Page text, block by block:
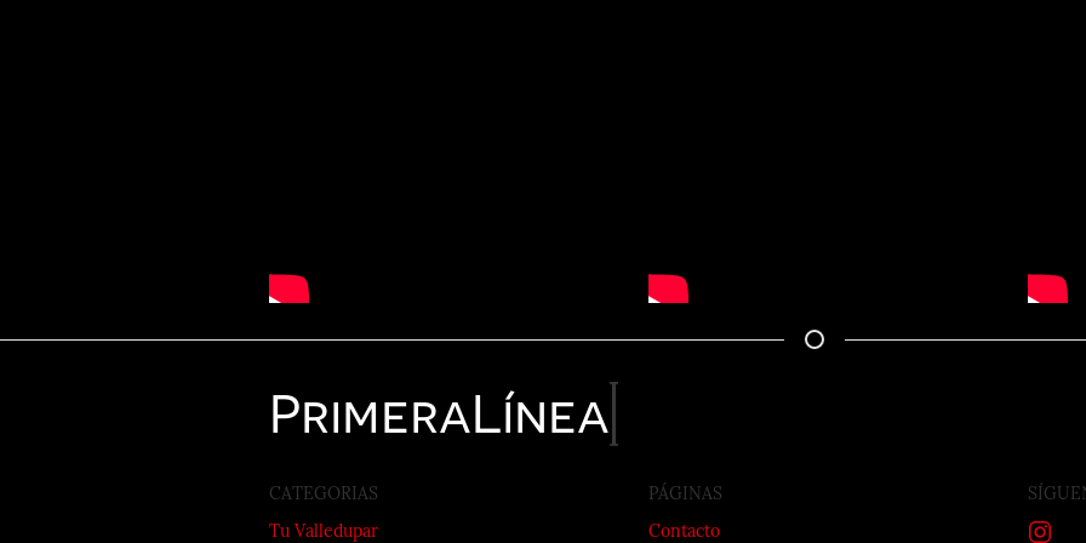
PrimeraLínea
CATEGORIAS
Tu Valledupar
PÁGINAS
Contacto